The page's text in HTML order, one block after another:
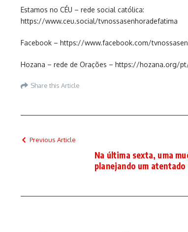
Estamos no CÉU – rede social católica:
https://www.ceu.social/tvnossasenhoradefatima
Facebook – https://www.facebook.com/
Hozana – rede de Orações – https://hozana.org/
Share this Article
Previous Article
Na última sexta, uma
planejando um